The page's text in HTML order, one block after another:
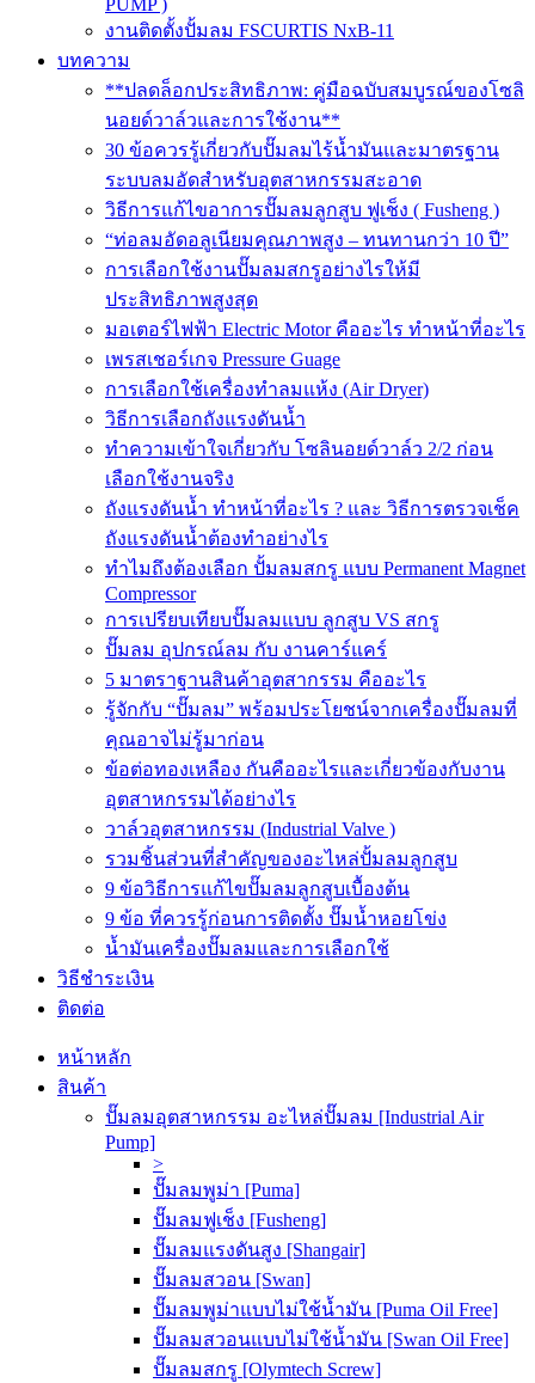
PUMP )
งานติดตั้งปั้มลม FSCURTIS NxB-11
บทความ
**ปลดล็อกประสิทธิภาพ: คู่มือฉบับสมบูรณ์ของโซลิ
นอยด์วาล์วและการใช้งาน**
30 ข้อควรรู้เกี่ยวกับปั๊มลมไร้น้ำมันและมาตรฐาน
ระบบลมอัดสำหรับอุตสาหกรรมสะอาด
วิธีการแก้ไขอาการปั๊มลมลูกสูบ ฟูเช็ง ( Fusheng )
“ท่อลมอัดอลูเนียมคุณภาพสูง – ทนทานกว่า 10 ปี”
การเลือกใช้งานปั๊มลมสกรูอย่างไรให้มี
ประสิทธิภาพสูงสุด
มอเตอร์ไฟฟ้า Electric Motor คืออะไร ทำหน้าที่อะไร
เพรสเชอร์เกจ Pressure Guage
การเลือกใช้เครื่องทำลมแห้ง (Air Dryer)
วิธีการเลือกถังแรงดันน้ำ
ทำความเข้าใจเกี่ยวกับ โซลินอยด์วาล์ว 2/2 ก่อน
เลือกใช้งานจริง
ถังแรงดันน้ำ ทำหน้าที่อะไร ? และ วิธีการตรวจเช็ค
ถังแรงดันน้ำต้องทำอย่างไร
ทำไมถึงต้องเลือก ปั้มลมสกรู แบบ Permanent Magnet
Compressor
การเปรียบเทียบปั๊มลมแบบ ลูกสูบ VS สกรู
ปั๊มลม อุปกรณ์ลม กับ งานคาร์แคร์
5 มาตราฐานสินค้าอุตสากรรม คืออะไร
รู้จักกับ “ปั๊มลม” พร้อมประโยชน์จากเครื่องปั๊มลมที่
คุณอาจไม่รู้มาก่อน
ข้อต่อทองเหลือง กันคืออะไรและเกี่ยวข้องกับงาน
อุตสาหกรรมได้อย่างไร
วาล์วอุตสาหกรรม (Industrial Valve )
รวมชิ้นส่วนที่สำคัญของอะไหล่ปั้มลมลูกสูบ
9 ข้อวิธีการแก้ไขปั๊มลมลูกสูบเบื้องต้น
9 ข้อ ที่ควรรู้ก่อนการติดตั้ง ปั๊มน้ำหอยโข่ง
น้ำมันเครื่องปั๊มลมและการเลือกใช้
วิธีชำระเงิน
ติดต่อ
หน้าหลัก
สินค้า
ปั๊มลมอุตสาหกรรม อะไหล่ปั๊มลม [Industrial Air
Pump]
>
ปั๊มลมพูม่า [Puma]
ปั๊มลมฟูเช็ง [Fusheng]
ปั๊มลมแรงดันสูง [Shangair]
ปั๊มลมสวอน [Swan]
ปั๊มลมพูม่าแบบไม่ใช้น้ำมัน [Puma Oil Free]
ปั๊มลมสวอนแบบไม่ใช้น้ำมัน [Swan Oil Free]
ปั๊มลมสกรู [Olymtech Screw]